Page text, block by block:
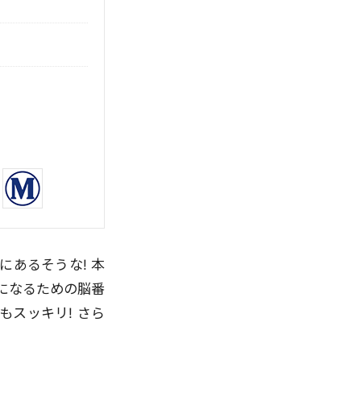
あるそうな! 本
なるための脳番
スッキリ! さら